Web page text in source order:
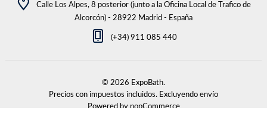
Calle Los Alpes, 8 posterior (junto a la Oficina Local de Trafico de
Alcorcón) - 28922 Madrid - España
(+34) 911 085 440
© 2026 ExpoBath.
Precios con impuestos incluidos. Excluyendo envío
Powered by nopCommerce